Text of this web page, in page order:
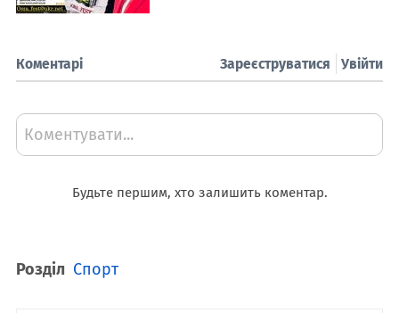
Коментарі Увійти
Зареєструватися
Коментувати...
Будьте першим, хто залишить коментар.
Розділ Спорт